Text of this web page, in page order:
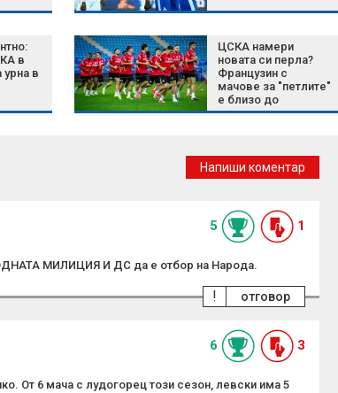
в
в
ЦСКА намери
новата си перла?
Французин с
мачове за "петлите"
е близо до
"червените"
Затягат контрола по
плажовете в
Халкидики, има арести
Напиши коментар
5 1
МИЛИЦИЯ И ДС да е отбор на Народа.
отговор
!
6 3
От 6 мача с лудогорец този сезон, левски има 5